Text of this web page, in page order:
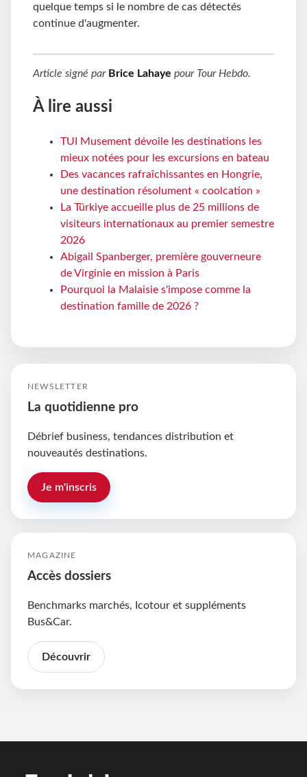
quelque temps si le nombre de cas détectés
continue d'augmenter.
Article signé par Brice Lahaye pour Tour Hebdo.
À lire aussi
TUI Musement dévoile les destinations les
mieux notées pour les excursions en bateau
Des vacances rafraîchissantes en Hongrie,
une destination résolument « coolcation »
La Türkiye accueille plus de 25 millions de
visiteurs internationaux au premier semestre
2026
Abigail Spanberger, première gouverneure
de Virginie en mission à Paris
Pourquoi la Malaisie s'impose comme la
destination famille de 2026 ?
NEWSLETTER
La quotidienne pro
Débrief business, tendances distribution et
nouveautés destinations.
Je m'inscris
MAGAZINE
Accès dossiers
Benchmarks marchés, Icotour et suppléments
Bus&Car.
Découvrir